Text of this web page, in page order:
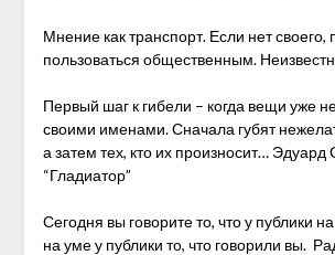
Мнение как транспорт. Если нет своего,
пользоваться общественным.
Первый шаг к гибели – когда вещи уже
своими именами. Сначала губят
а затем тех, кто их произносит… Эдуард
“Гладиатор”
Сегодня вы говорите то, что у публики
на уме у публики то, что говорили вы.